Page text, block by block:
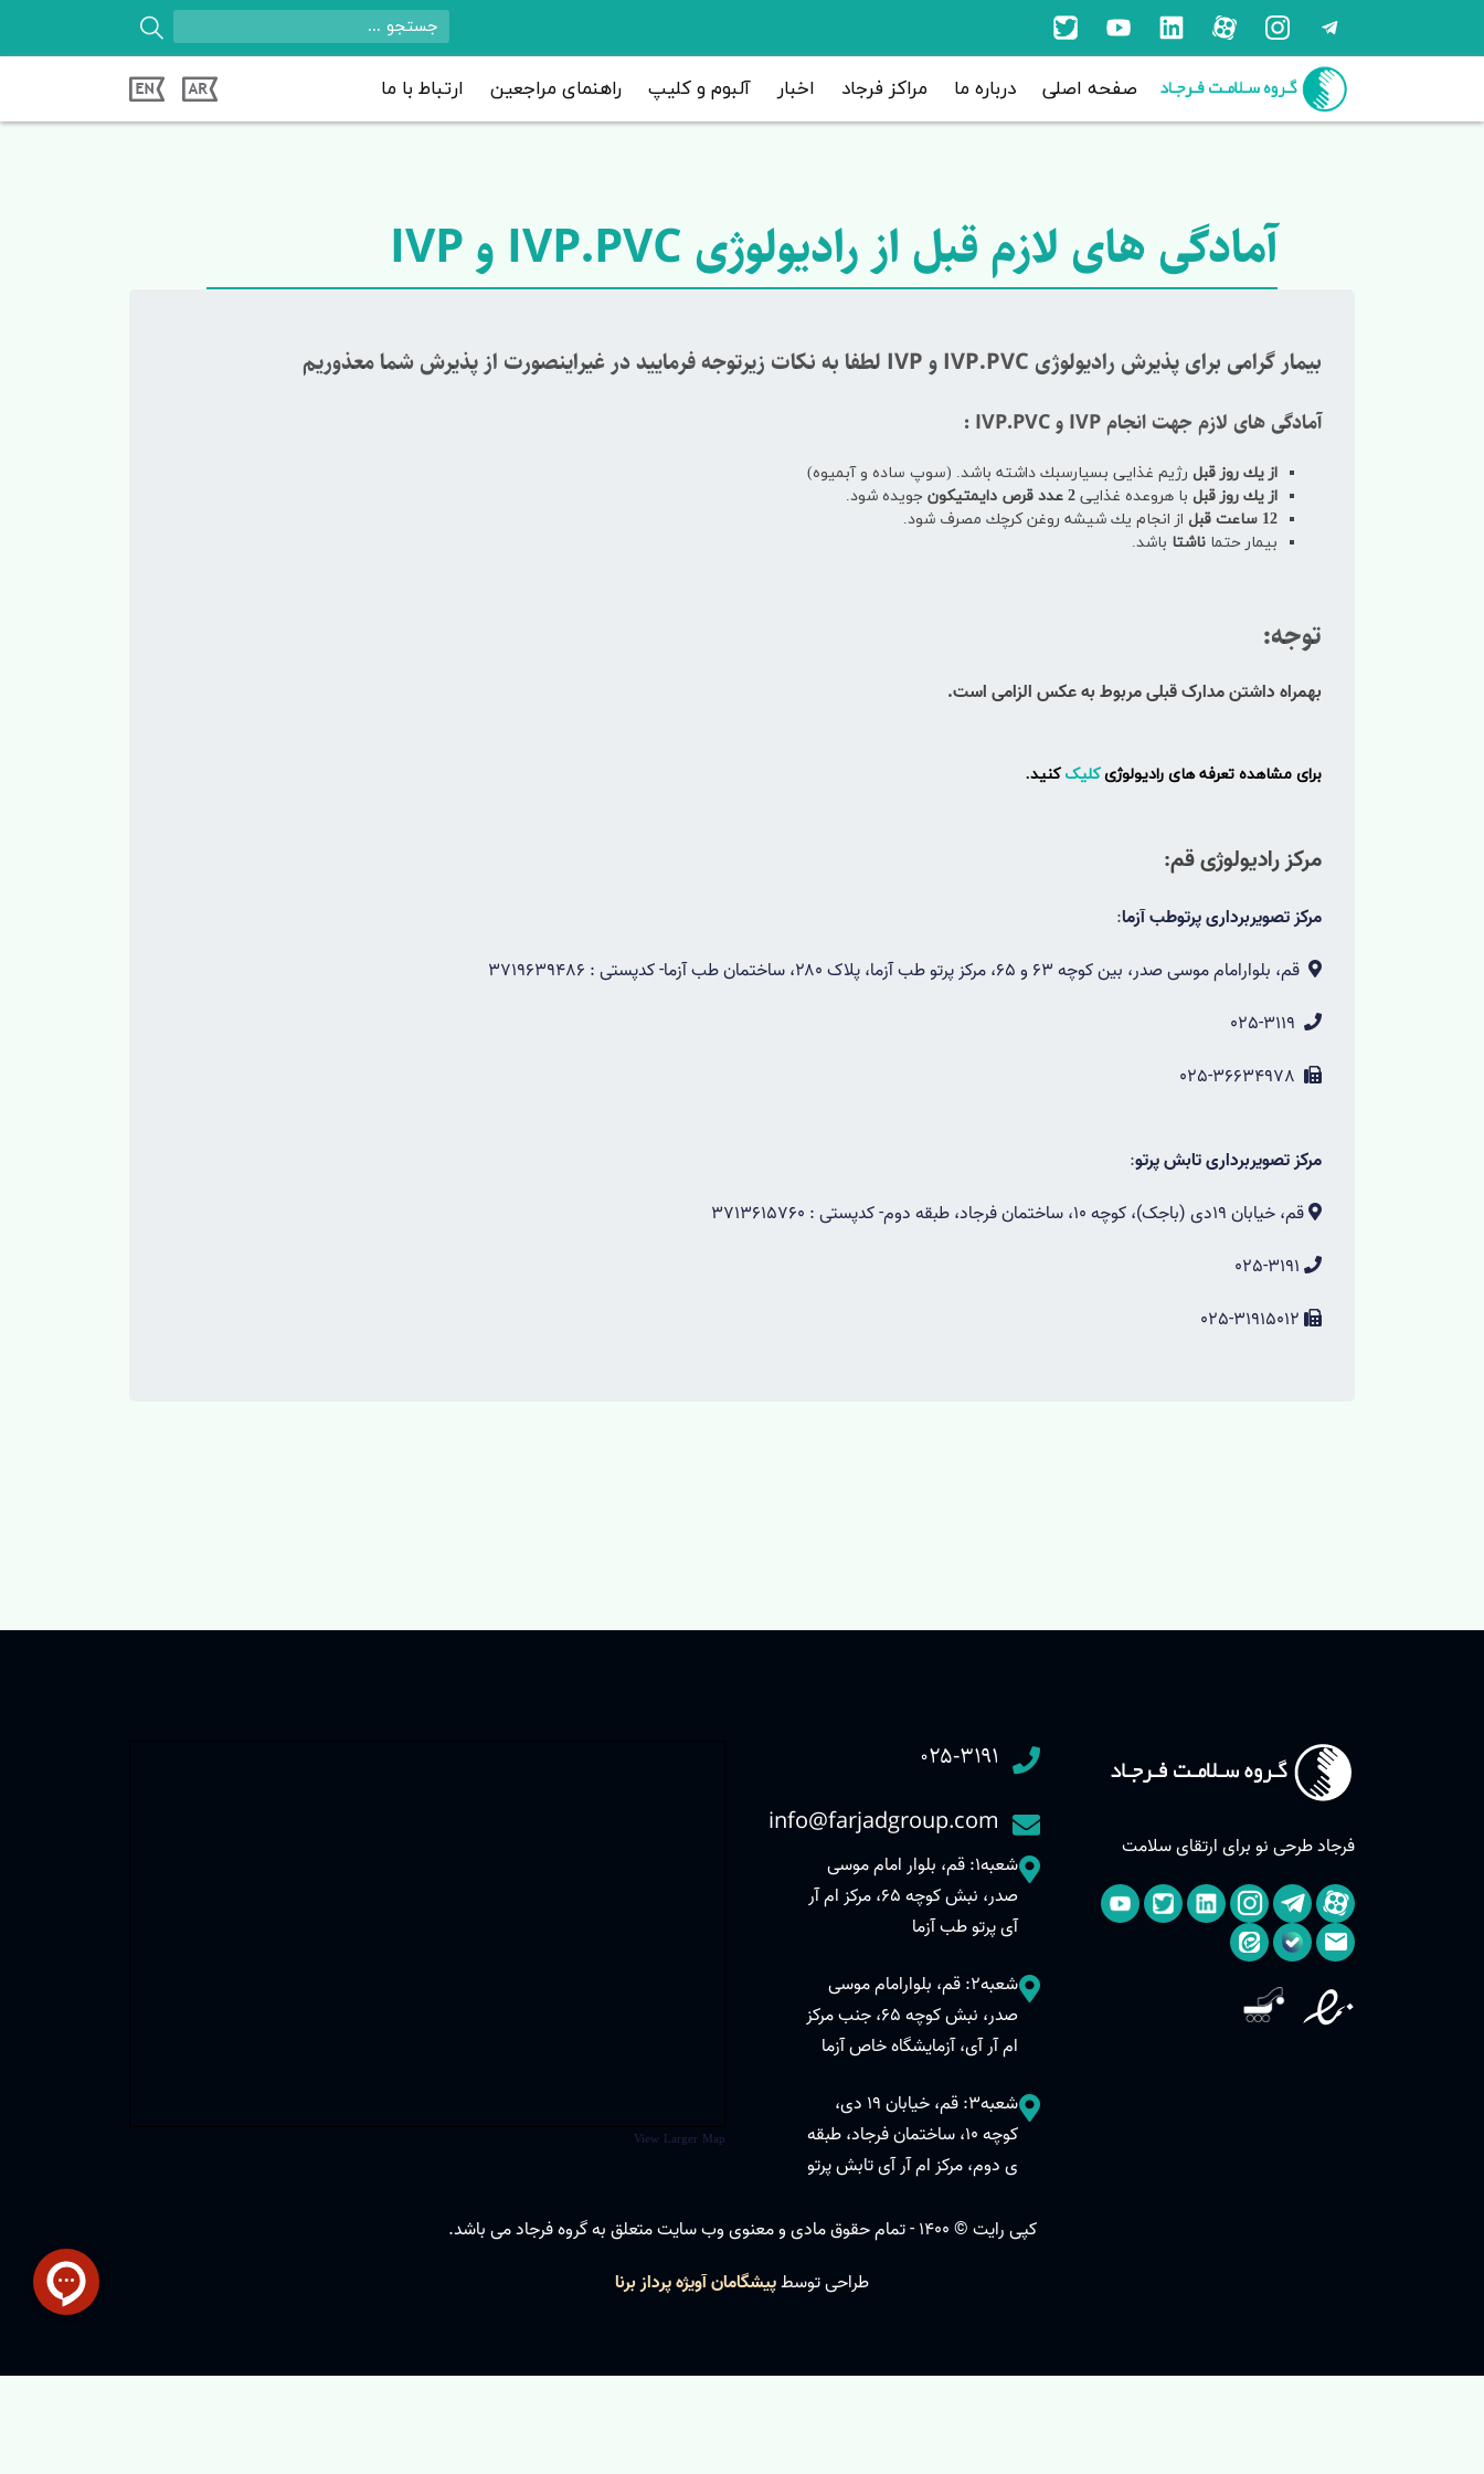
صفحه اصلی درباره ما مراکز فرجاد اخبار آلبوم و کلیپ راهنمای مراجعین ارتباط با ما
آمادگی های لازم قبل از رادیولوژی IVP.PVC و IVP
بیمار گرامی برای پذیرش رادیولوژی IVP.PVC و IVP لطفا به نكات زیرتوجه فرمایید در غیراینصورت از پذیرش شما معذوریم
آمادگی های لازم جهت انجامIVP وIVP.PVC
:
از یك روز قبل رژیم غذایی بسیارسبك داشته باشد. (سوپ ساده و آبمیوه)
از یك روز قبل با هروعده غذایی 2 عدد قرص دایمتیكون
جویده شود.
12 ساعت قبل
از انجام یك شیشه روغن كرچك مصرف شود.
بیمار حتما ناشتا باشد.
توجه:
بهمراه داشتن مدارک قبلی مربوط به عکس الزامی است.
برای مشاهده تعرفه های رادیولوژی کلیک کنید.
مرکز رادیولوژی قم:
مرکز تصویربرداری پرتوطب آزما:
قم، بلوارامام موسی صدر، بین کوچه 63 و 65، مرکز پرتو طب آزما، پلاک ۲۸۰، ساختمان طب آزما- کدپستی : 3719639486
مرکز تصویربرداری تابش پرتو:
قم، خیابان 19دی (باجک)، کوچه 10، ساختمان فرجاد، طبقه دوم- کدپستی : 3713615760
025-3191
025-31915012
فرجاد طرحی نو برای ارتقای سلامت
۰۲۵-۳۱۹۱
info@farjadgroup.com
شعبه1: قم، بلوار امام موسی
صدر، نبش کوچه 65، مرکز ام آر
آی پرتو طب آزما
شعبه2: قم، بلوارامام موسی
صدر، نبش کوچه 65، جنب مرکز
ام آر آی، آزمایشگاه خاص آزما
شعبه3: قم، خیابان 19 دی،
کوچه 10، ساختمان فرجاد، طبقه
ی دوم، مرکز ام آر آی تابش پرتو
View Larger Map
کپی رایت © 1400 - تمام حقوق مادی و معنوی وب سایت متعلق به گروه فرجاد می باشد.
طراحی توسطپیشگامان آویژه پرداز برنا